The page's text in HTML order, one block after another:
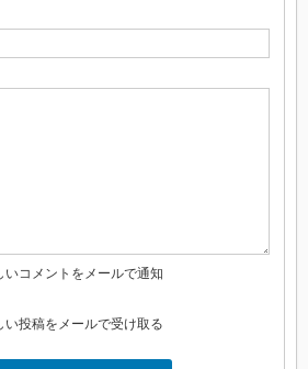
いコメントをメールで通知
い投稿をメールで受け取る